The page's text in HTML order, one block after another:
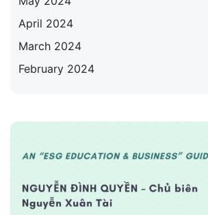
April 2024
March 2024
February 2024